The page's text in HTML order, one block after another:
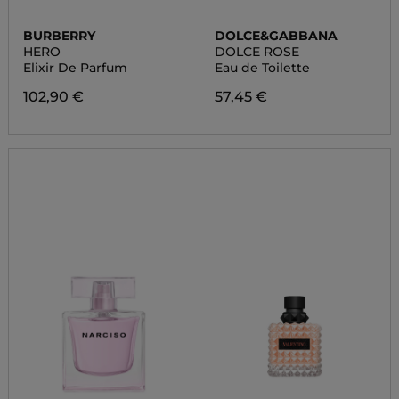
BURBERRY
HERO
Elixir De Parfum
102,90 €
DOLCE&GABBANA
DOLCE ROSE
Eau de Toilette
57,45 €